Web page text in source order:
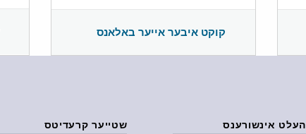
קוקט איבער אייער באלאנס
העלט אינשורענס שטייער קרעדיטס